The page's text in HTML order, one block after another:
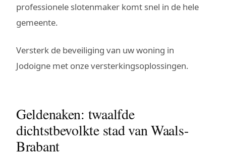
professionele slotenmaker komt snel in de hele
gemeente.
Versterk de beveiliging van uw woning in
Jodoigne met onze versterkingsoplossingen.
Geldenaken: twaalfde
dichtstbevolkte stad van Waals-
Brabant